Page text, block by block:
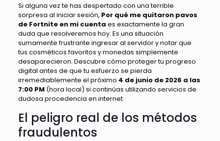
Si alguna vez te has despertado con una terrible
sorpresa al iniciar sesión, Por qué me quitaron pavos
de Fortnite en mi cuenta es exactamente la gran
duda que resolveremos hoy. Es una situación
sumamente frustrante ingresar al servidor y notar que
tus cosméticos favoritos y monedas simplemente
desaparecieron. Descubre cómo proteger tu progreso
digital antes de que tu esfuerzo se pierda
irremediablemente el próximo 4 de junio de 2026 a las
7:00 PM(hora local) si continúas utilizando servicios de
dudosa procedencia en internet.
El peligro real de los métodos
fraudulentos